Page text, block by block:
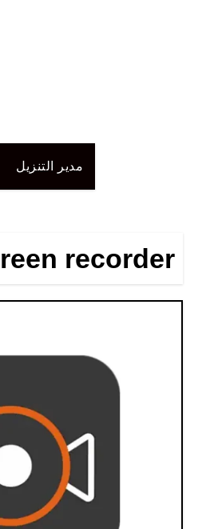
مدير التنزيل
recorder